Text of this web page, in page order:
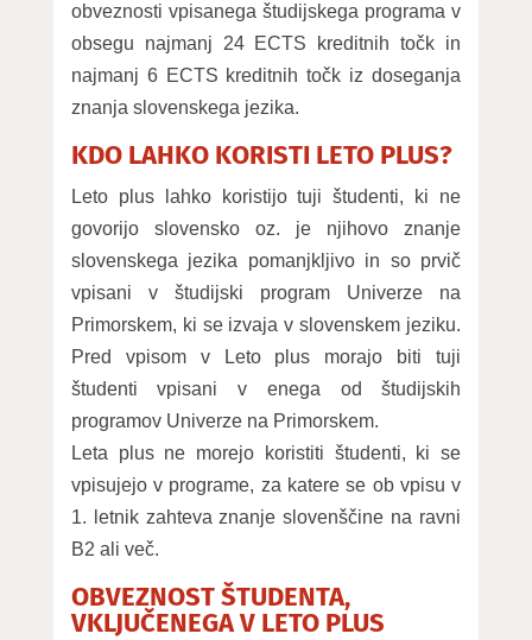
obveznosti vpisanega študijskega programa v
obsegu najmanj 24 ECTS kreditnih točk in
najmanj 6 ECTS kreditnih točk iz doseganja
znanja slovenskega jezika.
KDO LAHKO KORISTI LETO PLUS?
Leto plus lahko koristijo tuji študenti, ki ne
govorijo slovensko oz. je njihovo znanje
slovenskega jezika pomanjkljivo in so prvič
vpisani v študijski program Univerze na
Primorskem, ki se izvaja v slovenskem jeziku.
Pred vpisom v Leto plus morajo biti tuji
študenti vpisani v enega od študijskih
programov Univerze na Primorskem.
Leta plus ne morejo koristiti študenti, ki se
vpisujejo v programe, za katere se ob vpisu v
1. letnik zahteva znanje slovenščine na ravni
B2 ali več.
OBVEZNOST ŠTUDENTA,
VKLJUČENEGA V LETO PLUS